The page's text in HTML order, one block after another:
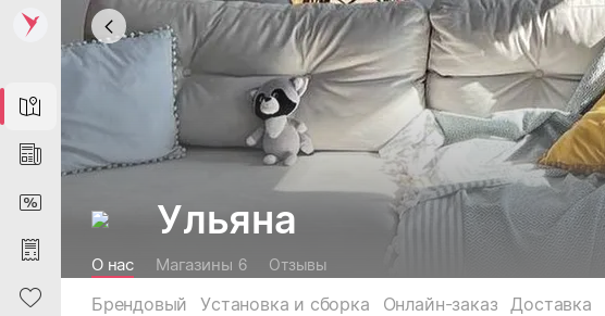
Map
News
DiscountCard
Purchases
Heart
Ульяна
О нас Магазины 6 Отзывы
Брендовый Установка и сборка Онлайн-заказ Доставка